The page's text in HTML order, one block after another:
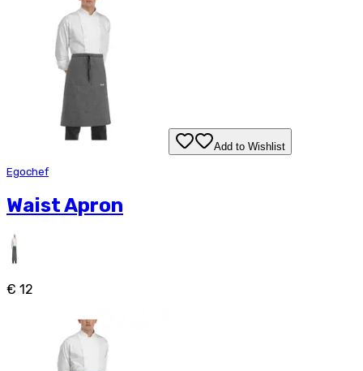
Add to Wishlist
Egochef
Waist Apron
€ 12